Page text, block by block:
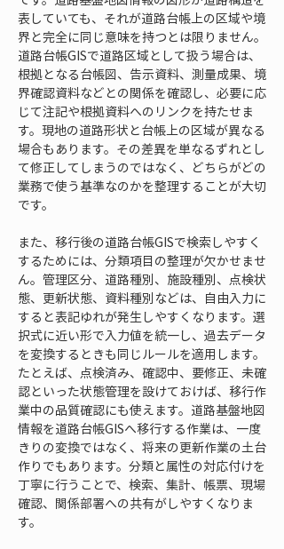
表していても、それが道路台帳上の区域や境
界と完全に同じ意味を持つとは限りません。
道路台帳GISで道路区域として扱う場合は、
根拠となる台帳図、告示資料、測量成果、境
界確認資料などとの関係を確認し、必要に応
じて注記や根拠資料へのリンクを持たせま
す。現地の道路形状と台帳上の区域が異なる
場合もあります。その差異を単なるずれとし
て修正してしまうのではなく、どちらがどの
業務で使う基準なのかを整理することが大切
です。
また、移行後の道路台帳GISで検索しやすく
するためには、分類項目の整理が欠かせませ
ん。管理区分、道路種別、施設種別、点検状
態、更新状態、資料種別などは、自由入力に
すると表記ゆれが発生しやすくなります。選
択式に近い形で入力値を統一し、過去データ
を変換するときも同じルールを適用します。
たとえば、点検済み、確認中、要修正、未確
認といった状態管理を設けておけば、移行作
業中の品質確認にも使えます。道路基盤地図
情報を道路台帳GISへ移行する作業は、一度
きりの変換ではなく、将来の更新作業の土台
作りでもあります。分類と属性の対応付けを
丁寧に行うことで、検索、集計、帳票、現場
確認、関係部署への共有がしやすくなりま
す。